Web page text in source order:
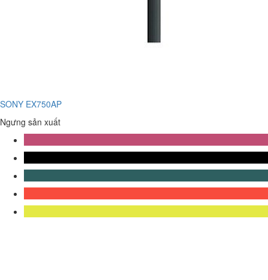
SONY EX750AP
Ngưng sản xuất